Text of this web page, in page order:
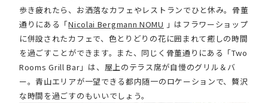
歩き疲れたら、お洒落なカフェやレストランでひと休み。 骨董
通りにある「Nicolai Bergmann NOMU 」はフラワーショップ
に併設されたカフェで、色とりどりの花に囲まれて癒しの時間
を過ごすことができます。また、同じく骨董通りにある「Two
Rooms Grill Bar」は、屋上のテラス席が自慢のグリル＆バ
ー。青山エリアが一望できる都内随一のロケーションで、贅沢
な時間を過ごすのもいいでしょう。